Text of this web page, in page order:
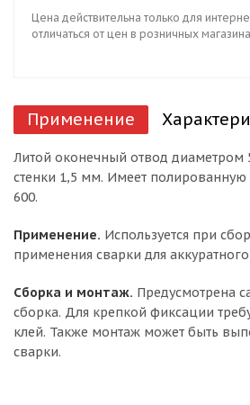
Цена действительна только для
отличаться от цен в розничных
Применение
Литой оконечный отвод диаметром
стенки 1,5 мм. Имеет полированную
600.
Применение. Используется при
применения сварки для
Сборка и монтаж. Предусмотрена
сборка. Для крепкой фиксации
клей. Также монтаж может быть
сварки.